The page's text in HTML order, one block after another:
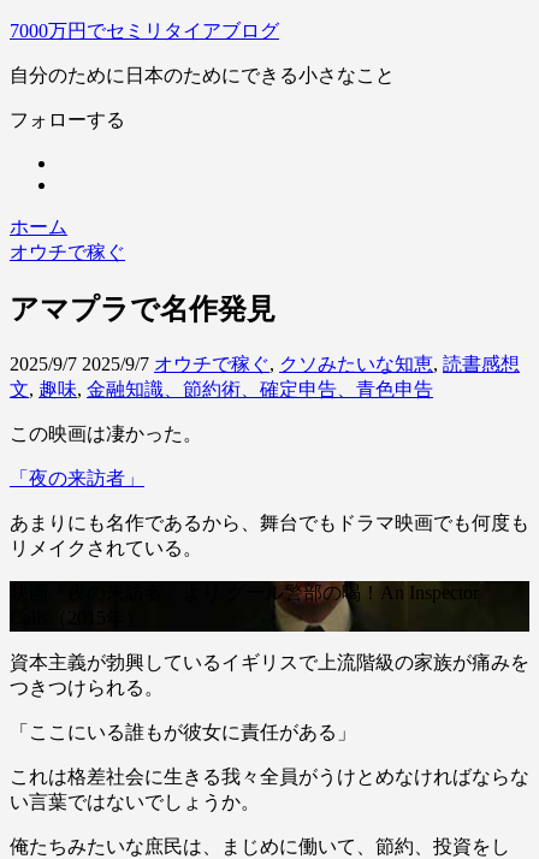
7000万円でセミリタイアブログ
自分のために日本のためにできる小さなこと
フォローする
ホーム
オウチで稼ぐ
アマプラで名作発見
2025/9/7 2025/9/7 オウチで稼ぐ, クソみたいな知恵, 読書感想
文, 趣味, 金融知識、節約術、確定申告、青色申告
この映画は凄かった。
「夜の来訪者」
あまりにも名作であるから、舞台でもドラマ映画でも何度も
リメイクされている。
映画『夜の来訪者』より グール警部の喝！An Inspector
資本主義が勃興しているイギリスで上流階級の家族が痛みを
つきつけられる。
「ここにいる誰もが彼女に責任がある」
これは格差社会に生きる我々全員がうけとめなければならな
い言葉ではないでしょうか。
俺たちみたいな庶民は、まじめに働いて、節約、投資をし